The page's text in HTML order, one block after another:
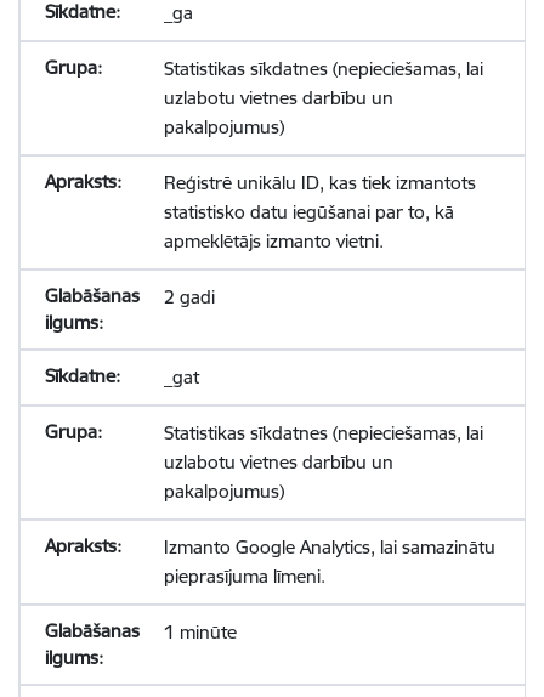
_ga
Statistikas sīkdatnes (nepieciešamas, lai
uzlabotu vietnes darbību un
pakalpojumus)
Reģistrē unikālu ID, kas tiek izmantots
statistisko datu iegūšanai par to, kā
apmeklētājs izmanto vietni.
2 gadi
_gat
Statistikas sīkdatnes (nepieciešamas, lai
uzlabotu vietnes darbību un
pakalpojumus)
Izmanto Google Analytics, lai samazinātu
pieprasījuma līmeni.
1 minūte